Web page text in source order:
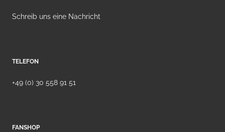
Schreib uns eine Nachricht
TELEFON
+49 (0) 30 558 91 51
FANSHOP